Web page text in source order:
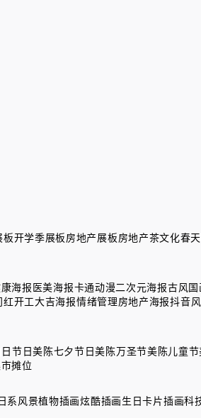
板开学季展板房地产展板房地产茶文化春
海报医美海报卡通动漫二次元海报古风
红开工大吉海报情绪管理房地产海报抖音
节日美陈七夕节日美陈万圣节美陈儿童
摊位
系风景植物插画炫酷插画生日卡片插画科